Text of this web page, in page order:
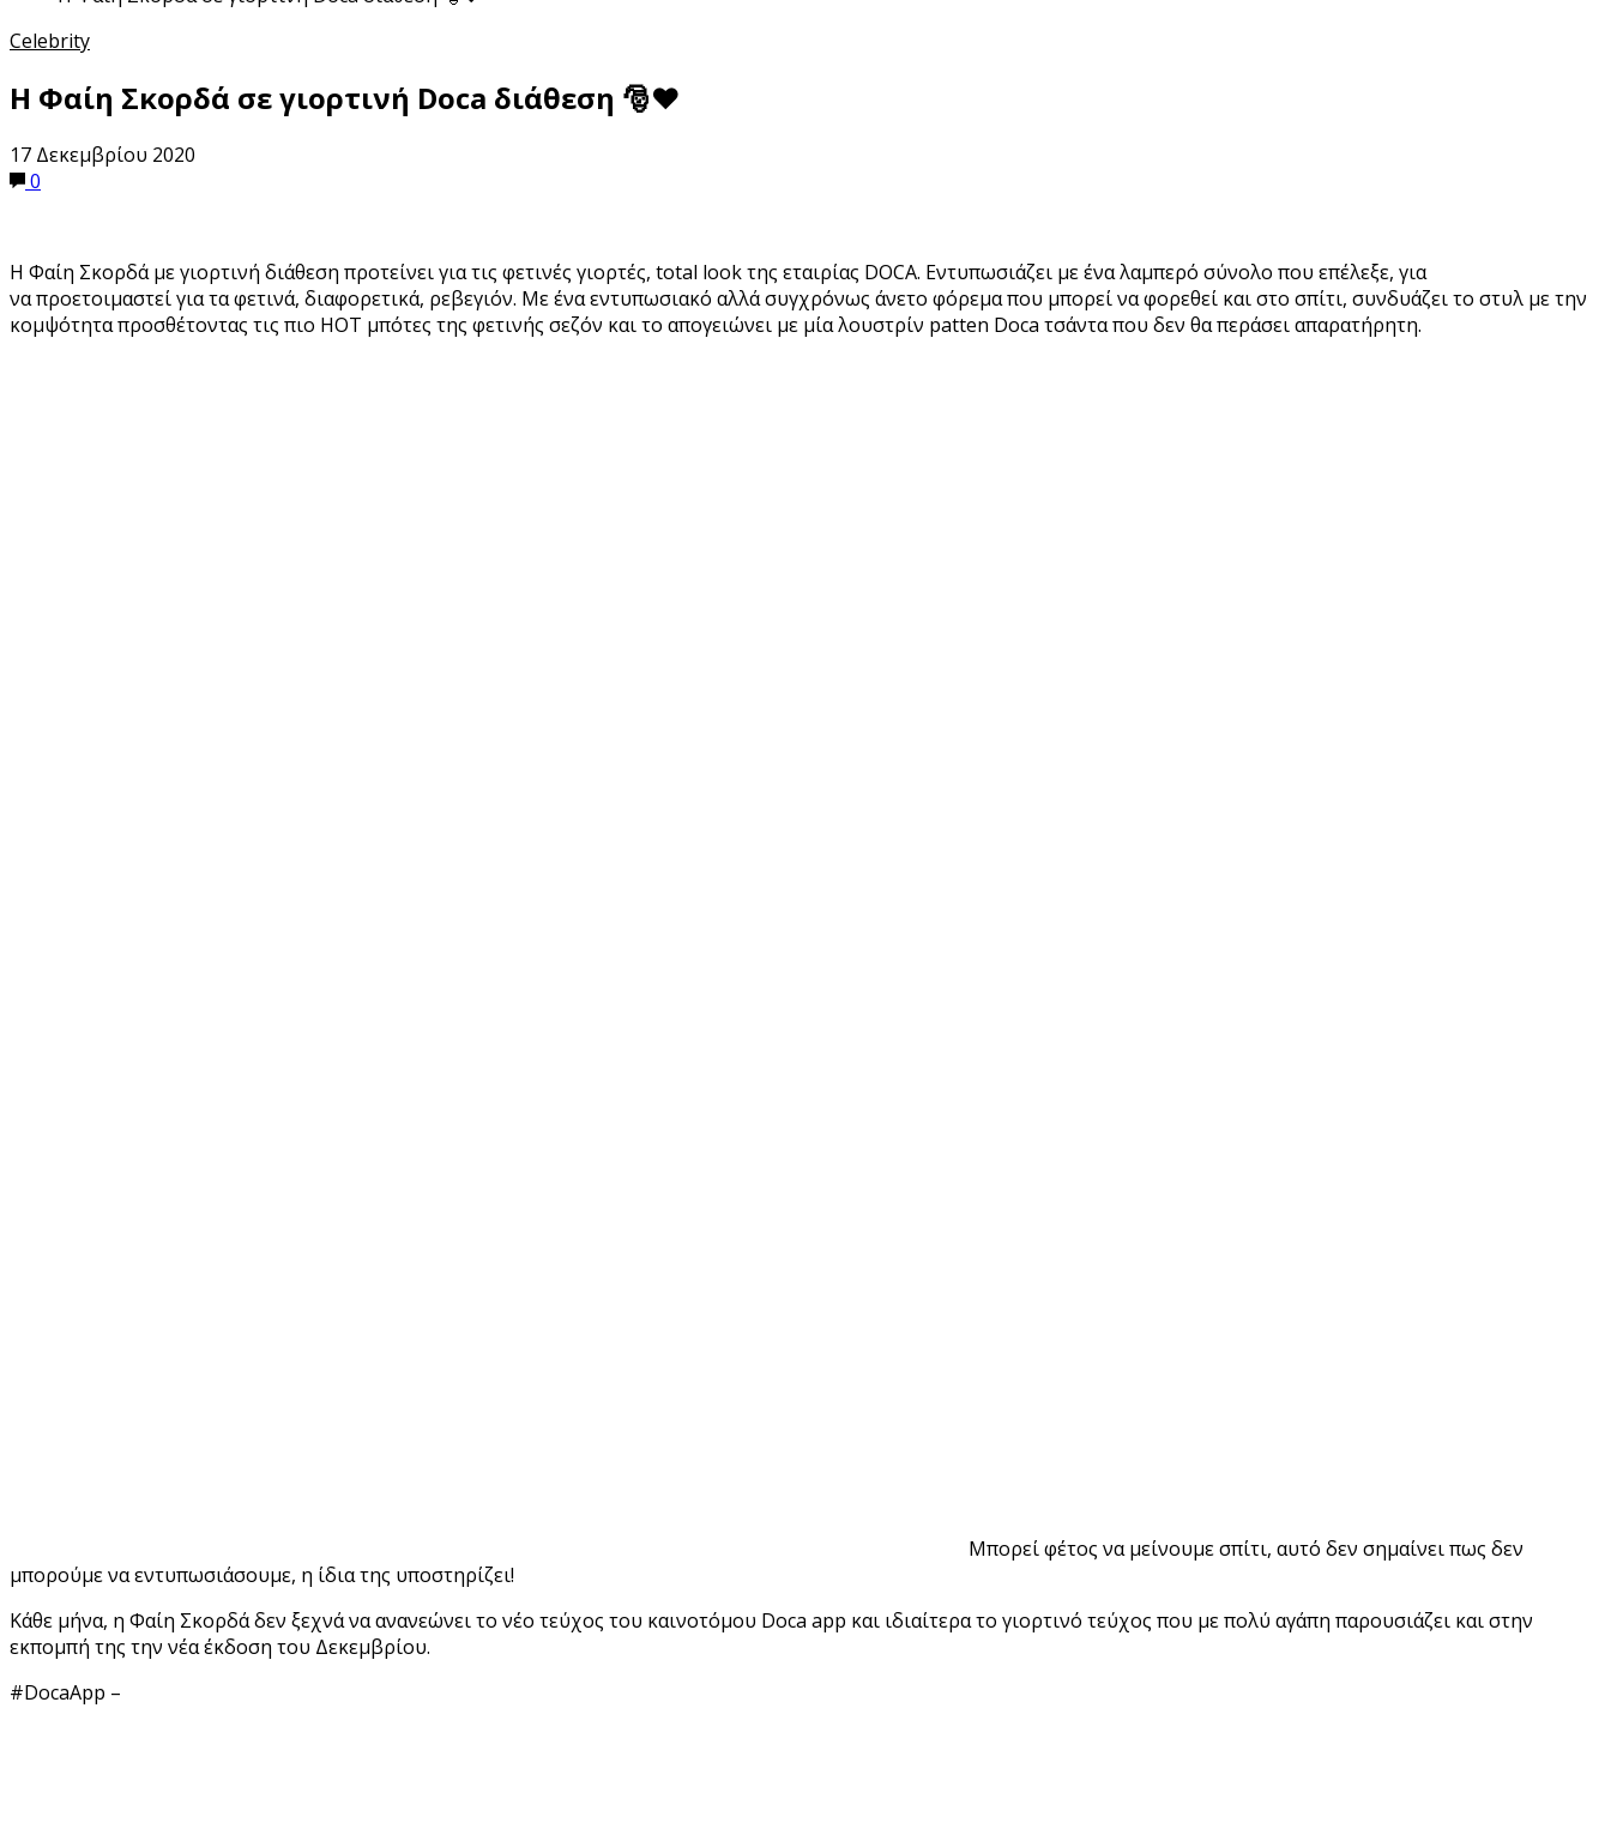
Celebrity
Η Φαίη Σκορδά σε γιορτινή Doca διάθεση 🎅❤
17 Δεκεμβρίου 2020
0
Η Φαίη Σκορδά με γιορτινή διάθεση προτείνει για τις φετινές γιορτές, total look της εταιρίας DOCA. Εντυπωσιάζει με ένα λαμπερό σύνολο που επέλεξε, για
να προετοιμαστεί για τα φετινά, διαφορετικά, ρεβεγιόν. Με ένα εντυπωσιακό αλλά συγχρόνως άνετο φόρεμα που μπορεί να φορεθεί και στο σπίτι, συνδυάζει το στυλ με την
κομψότητα προσθέτοντας τις πιο HOT μπότες της φετινής σεζόν και το απογειώνει με μία λουστρίν patten Doca τσάντα που δεν θα περάσει απαρατήρητη.
Μπορεί φέτος να μείνουμε σπίτι, αυτό δεν σημαίνει πως δεν
μπορούμε να εντυπωσιάσουμε, η ίδια της υποστηρίζει!
Κάθε μήνα, η Φαίη Σκορδά δεν ξεχνά να ανανεώνει το νέο τεύχος του καινοτόμου Doca app και ιδιαίτερα το γιορτινό τεύχος που με πολύ αγάπη παρουσιάζει και στην
εκπομπή της την νέα έκδοση του Δεκεμβρίου.
#DocaApp –